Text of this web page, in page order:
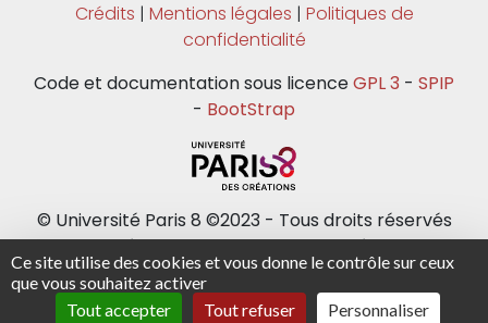
Ce site utilise des cookies et vous donne le contrôle sur ceux
que vous souhaitez activer
Tout accepter
Tout refuser Personnaliser
Crédits | Mentions légales | Politiques de
confidentialité
Code et documentation sous licenceGPL 3 - SPIP
- BootStrap
© Université Paris 8 ©2023 - Tous droits réservés
Université Paris 8 - 2 rue de la Liberté - 93526
Saint-Denis cedex / Tel : +33(0)1 49 40 67 89 Fax :
+33(0) 1 48 21 04 46